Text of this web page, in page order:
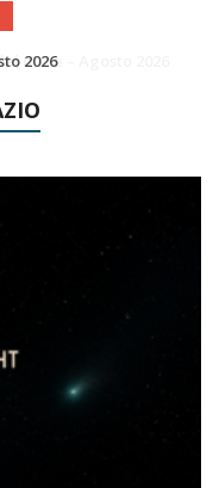
– Agosto 2026
TEMPEL AL PERIELIO